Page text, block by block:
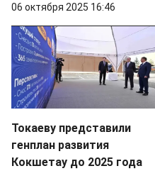
06 октября 2025 16:46
Токаеву представили
генплан развития
Кокшетау до 2025 года